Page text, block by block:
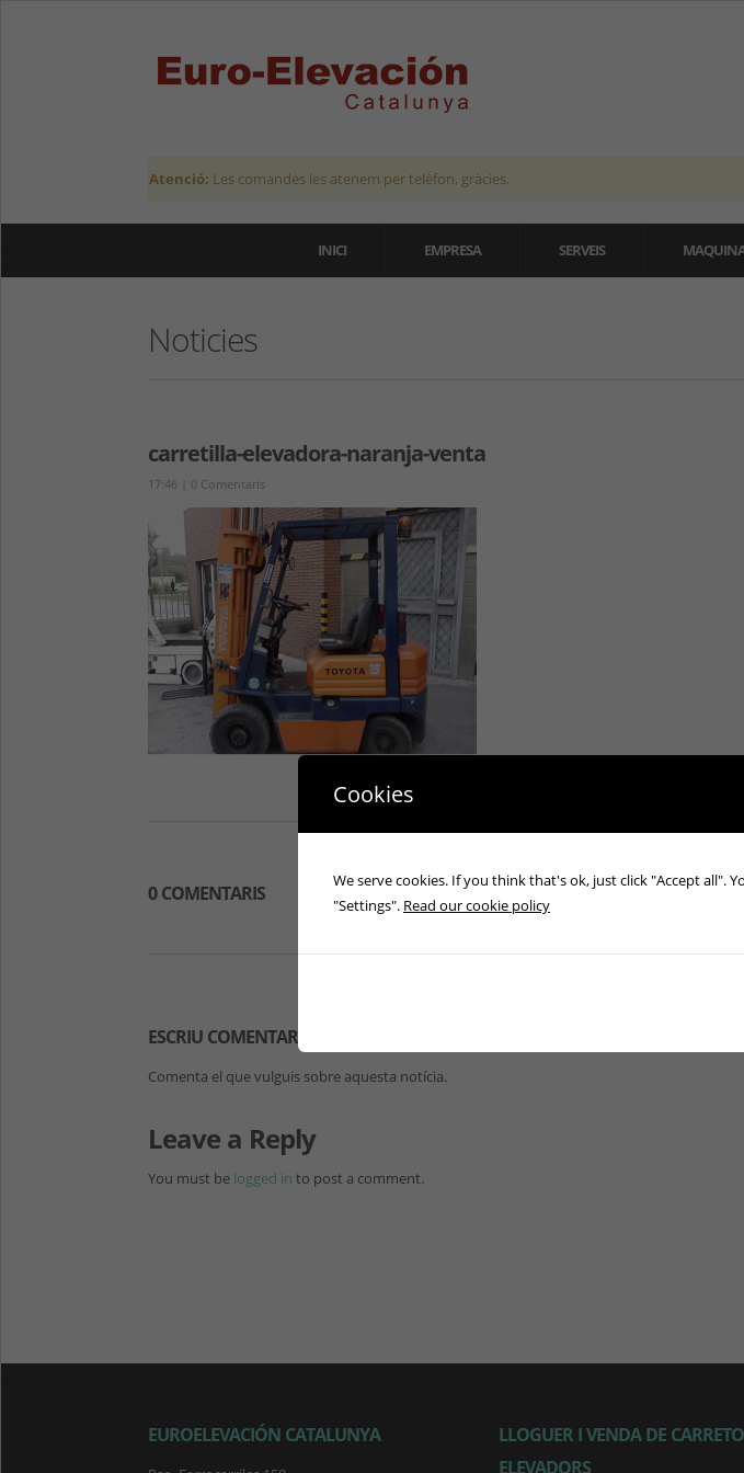
Atenció: Les comandes les atenem per telèfon, gràcies.
INICI EMPRESA SERVEIS
Noticies
carretilla-elevadora-naranja-venta
17:46 0 Comentaris
0 COMENTARIS
ESCRIU COMENTARIS
Comenta el que vulguis sobre aquesta notícia.
Leave a Reply
You must be logged in to post a comment.
EUROELEVACIÓN CATALUNYA
LLOGUER I VENDA DE
ELEVADORS
Cookies
We serve cookies. If you think that's ok, just click "Accept all".
"Settings". Read our cookie policy